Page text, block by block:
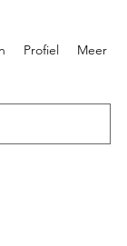
Profiel Meer